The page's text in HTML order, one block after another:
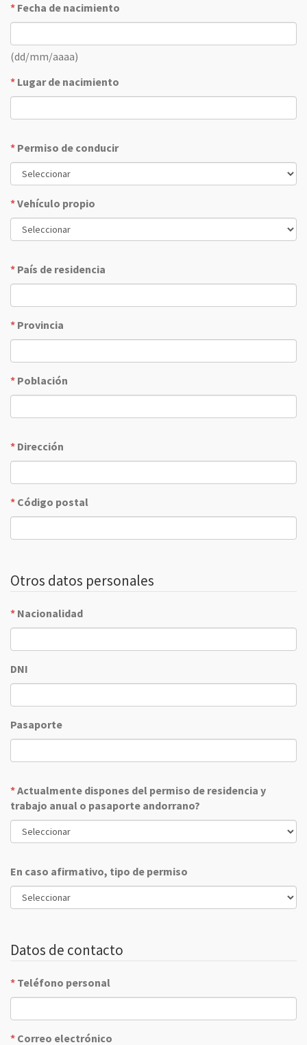
* Fecha de nacimiento
(dd/mm/aaaa)
* Lugar de nacimiento
* Permiso de conducir
*Vehículo propio
* País de residencia
* Provincia
* Población
* Dirección
* Código postal
Otros datos personales
* Nacionalidad
DNI
Pasaporte
*Actualmente dispones del permiso de residencia y
trabajo anual o pasaporte andorrano?
En caso afirmativo, tipo de permiso
Datos de contacto
* Teléfono personal
* Correo electrónico